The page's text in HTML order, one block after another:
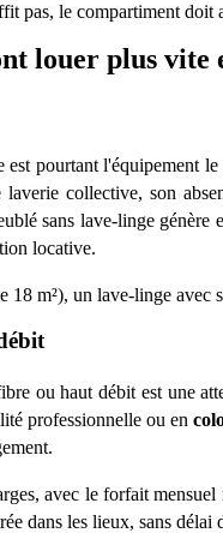
pas, le compartiment doit
louer plus vite
est pourtant l'équipement
collective, son
sans lave-linge génère
locative.
18 m²), un lave-linge avec s
bit
ou haut débit est une
é professionnelle ou en
avec le forfait mensuel
dans les lieux, sans délai